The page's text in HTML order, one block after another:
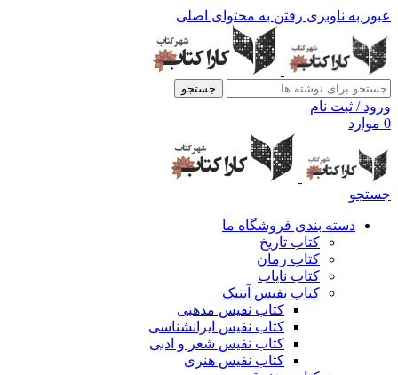
عبور به ناوبری رفتن به محتوای اصلی
جستجو
ورود / ثبت نام
0 موارد
جستجو
دسته بندی فروشگاه ما
کتاب تاریخ
کتاب رمان
کتاب نایاب
کتاب نفیس آنتیک
کتاب نفیس مذهبی
کتاب نفیس ایرانشناسی
کتاب نفیس شعر و ادبی
کتاب نفیس هنری